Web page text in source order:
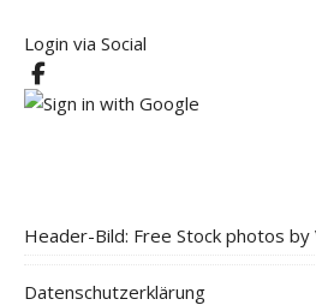
Login via Social
Header-Bild: Free Stock photos
Datenschutzerklärung